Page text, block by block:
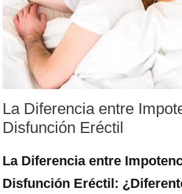
La Diferencia entre
Disfunción Eréctil
La Diferencia entre
Disfunción Eréctil: